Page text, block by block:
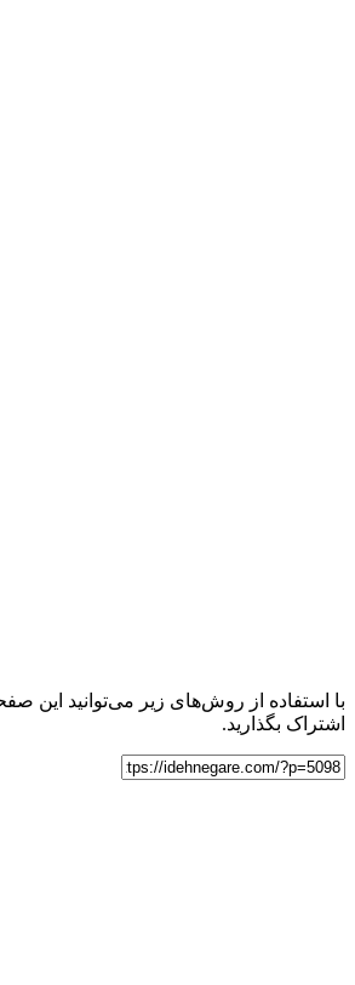
با استفاده از روش‌های زیر می‌توانید این
اشتراک بگذارید.